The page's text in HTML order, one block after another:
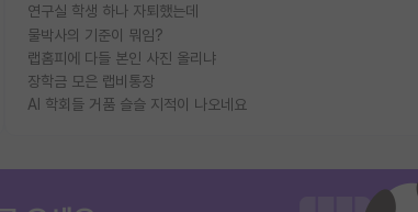
연구실 학생 하나 자퇴했는데
물박사의 기준이 뭐임?
랩홈피에 다들 본인 사진 올리냐
장학금 모은 랩비통장
AI 학회들 거품 슬슬 지적이 나오네요